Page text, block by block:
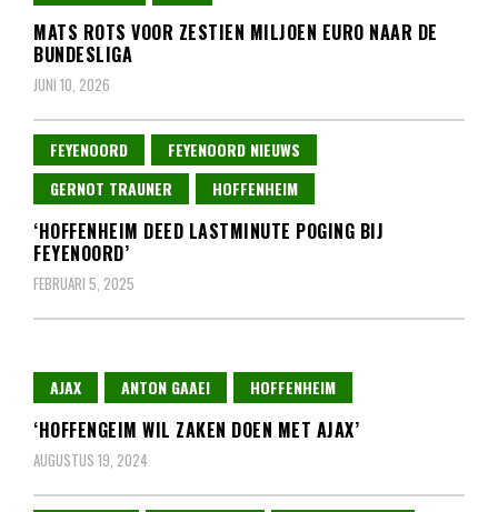
MATS ROTS VOOR ZESTIEN MILJOEN EURO NAAR DE
BUNDESLIGA
JUNI 10, 2026
FEYENOORD
FEYENOORD NIEUWS
GERNOT TRAUNER
HOFFENHEIM
‘HOFFENHEIM DEED LASTMINUTE POGING BIJ
FEYENOORD’
FEBRUARI 5, 2025
AJAX ANTON GAAEI HOFFENHEIM
‘HOFFENGEIM WIL ZAKEN DOEN MET AJAX’
AUGUSTUS 19, 2024